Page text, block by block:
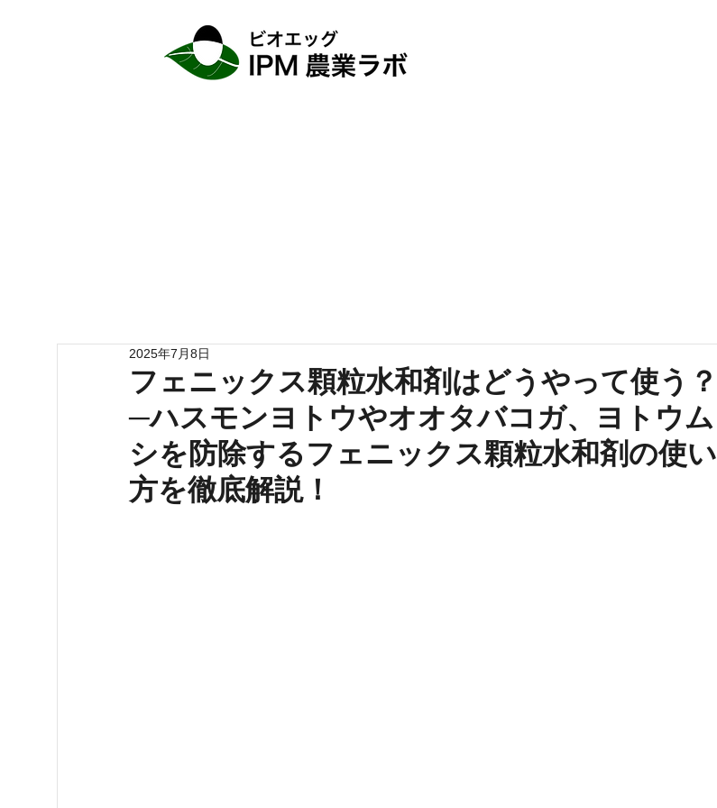
フェニックス顆粒水和剤はどうやって使う？
─ハスモンヨトウやオオタバコガ、ヨトウム
シを防除するフェニックス顆粒水和剤の使い
方を徹底解説！
2025年7月8日